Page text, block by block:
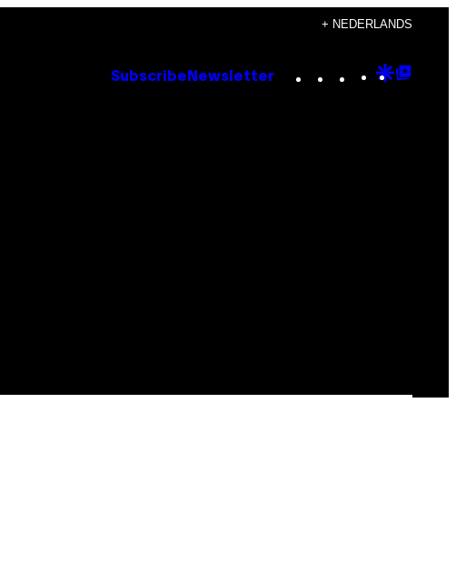
+ NEDERLANDS
Subscribe Newsletter Instagram
TikTok
YouTube
Google